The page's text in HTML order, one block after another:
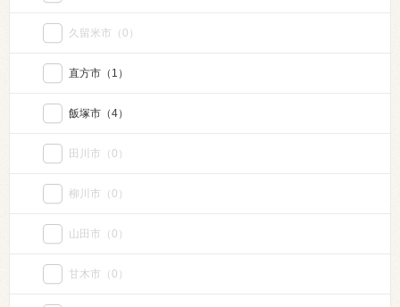
久留米市 （0）
直方市 （1）
飯塚市 （4）
田川市 （0）
柳川市 （0）
山田市 （0）
甘木市 （0）